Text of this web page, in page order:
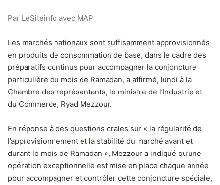
Par LeSiteinfo avec MAP
Les marchés nationaux sont suffisamment approvisionnés
en produits de consommation de base, dans le cadre des
préparatifs continus pour accompagner la conjoncture
particulière du mois de Ramadan, a affirmé, lundi à la
Chambre des représentants, le ministre de l’Industrie et
du Commerce, Ryad Mezzour.
En réponse à des questions orales sur « la régularité de
l’approvisionnement et la stabilité du marché avant et
durant le mois de Ramadan », Mezzour a indiqué qu’une
opération exceptionnelle est mise en place chaque année
pour accompagner et contrôler cette conjoncture spéciale,